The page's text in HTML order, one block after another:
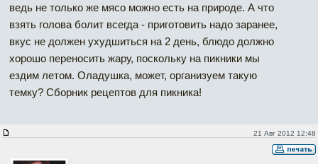
ведь не только же мясо можно есть на природе. А что
взять голова болит всегда - приготовить надо заранее,
вкус не должен ухудшиться на 2 день, блюдо должно
хорошо переносить жару, поскольку на пикники мы
ездим летом. Оладушка, может, организуем такую
темку? Сборник рецептов для пикника!
21 Авг 2012 12:48